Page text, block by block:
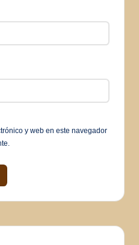
y web en este navegador